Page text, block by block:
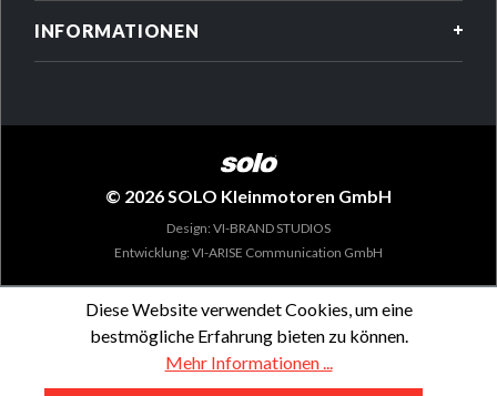
INFORMATIONEN
© 2026 SOLO Kleinmotoren GmbH
Design: VI-BRAND STUDIOS
Entwicklung: VI-ARISE Communication GmbH
Diese Website verwendet Cookies, um eine
bestmögliche Erfahrung bieten zu können.
Mehr Informationen ...